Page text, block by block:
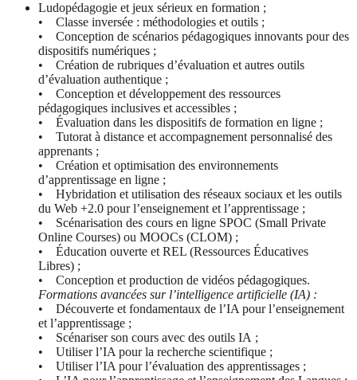
Ludopédagogie et jeux sérieux en formation ;
• Classe inversée : méthodologies et outils ;
• Conception de scénarios pédagogiques innovants pour des
dispositifs numériques ;
• Création de rubriques d’évaluation et autres outils
d’évaluation authentique ;
• Conception et développement des ressources
pédagogiques inclusives et accessibles ;
• Évaluation dans les dispositifs de formation en ligne ;
• Tutorat à distance et accompagnement personnalisé des
apprenants ;
• Création et optimisation des environnements
d’apprentissage en ligne ;
• Hybridation et utilisation des réseaux sociaux et les outils
du Web +2.0 pour l’enseignement et l’apprentissage ;
• Scénarisation des cours en ligne SPOC (Small Private
Online Courses) ou MOOCs (CLOM) ;
• Éducation ouverte et REL (Ressources Éducatives
Libres) ;
• Conception et production de vidéos pédagogiques.
Formations avancées sur l’intelligence artificielle (IA) :
• Découverte et fondamentaux de l’IA pour l’enseignement
et l’apprentissage ;
• Scénariser son cours avec des outils IA ;
• Utiliser l’IA pour la recherche scientifique ;
• Utiliser l’IA pour l’évaluation des apprentissages ;